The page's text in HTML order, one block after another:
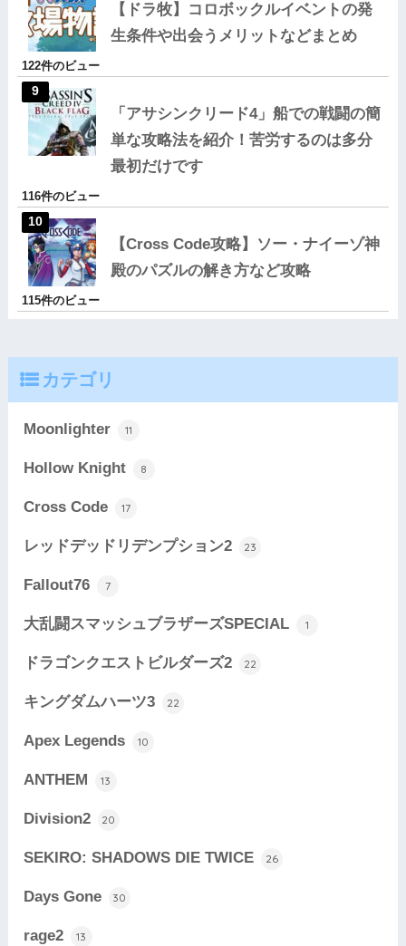
【ドラ牧】コロボックルイベントの発
生条件や出会うメリットなどまとめ
122件のビュー
「アサシンクリード4」船での戦闘の簡
単な攻略法を紹介！苦労するのは多分
最初だけです
116件のビュー
【Cross Code攻略】ソー・ナイーゾ神
殿のパズルの解き方など攻略
115件のビュー
カテゴリ
Moonlighter 11
Hollow Knight 8
Cross Code 17
レッドデッドリデンプション2 23
Fallout76 7
大乱闘スマッシュブラザーズSPECIAL 1
ドラゴンクエストビルダーズ2 22
キングダムハーツ3 22
Apex Legends 10
ANTHEM 13
Division2 20
SEKIRO: SHADOWS DIE TWICE 26
Days Gone 30
rage2 13